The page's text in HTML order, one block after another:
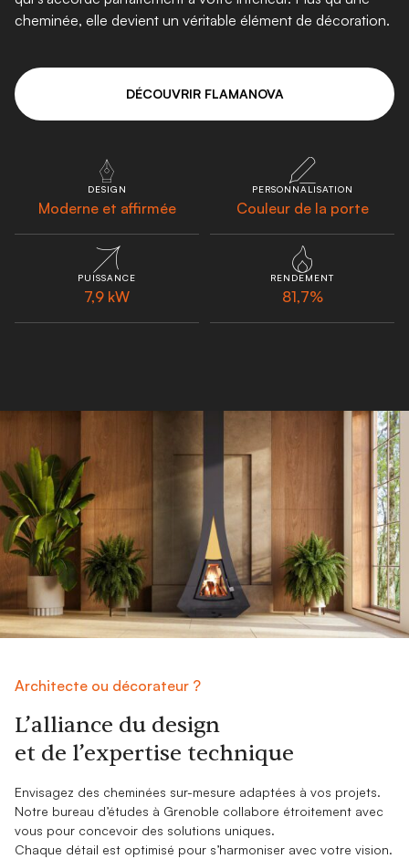
cheminée, elle devient un véritable élément de décoration.
DÉCOUVRIR FLAMANOVA
DESIGN
Moderne et affirmée
PERSONNALISATION
Couleur de la porte
PUISSANCE
7,9 kW
RENDEMENT
81,7%
Architecte ou décorateur ?
L’alliance du design
et de l’expertise technique
Envisagez des cheminées sur-mesure adaptées à vos projets.
Notre bureau d’études à Grenoble collabore étroitement avec
vous pour concevoir des solutions uniques.
Chaque détail est optimisé pour s’harmoniser avec votre vision.